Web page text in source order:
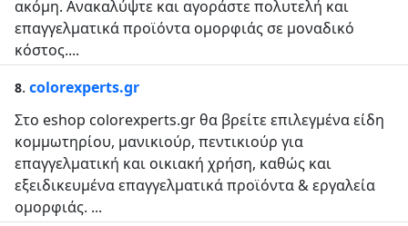
ακόμη. Ανακαλύψτε και αγοράστε πολυτελή και
επαγγελματικά προϊόντα ομορφιάς σε μοναδικό
κόστος....
8. colorexperts.gr
Στο eshop colorexperts.gr θα βρείτε επιλεγμένα είδη
κομμωτηρίου, μανικιούρ, πεντικιούρ για
επαγγελματική και οικιακή χρήση, καθώς και
εξειδικευμένα επαγγελματικά προϊόντα & εργαλεία
ομορφιάς. ...